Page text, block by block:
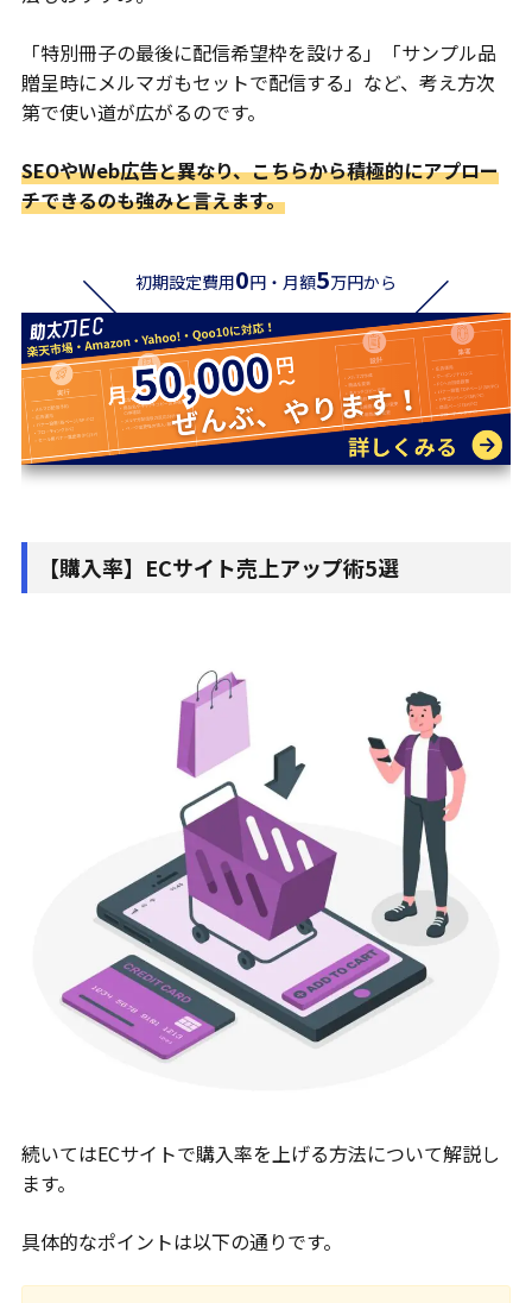
「特別冊子の最後に配信希望枠を設ける」「サンプル品
贈呈時にメルマガもセットで配信する」など、考え方次
第で使い道が広がるのです。
SEOやWeb広告と異なり、こちらから積極的にアプロー
チできるのも強みと言えます。
初期設定費用0円・月額5万円から
【購入率】ECサイト売上アップ術5選
続いてはECサイトで購入率を上げる方法について解説し
ます。
具体的なポイントは以下の通りです。